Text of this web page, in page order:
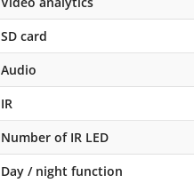
SD card
Audio
IR
Number of IR LED
Day / night function